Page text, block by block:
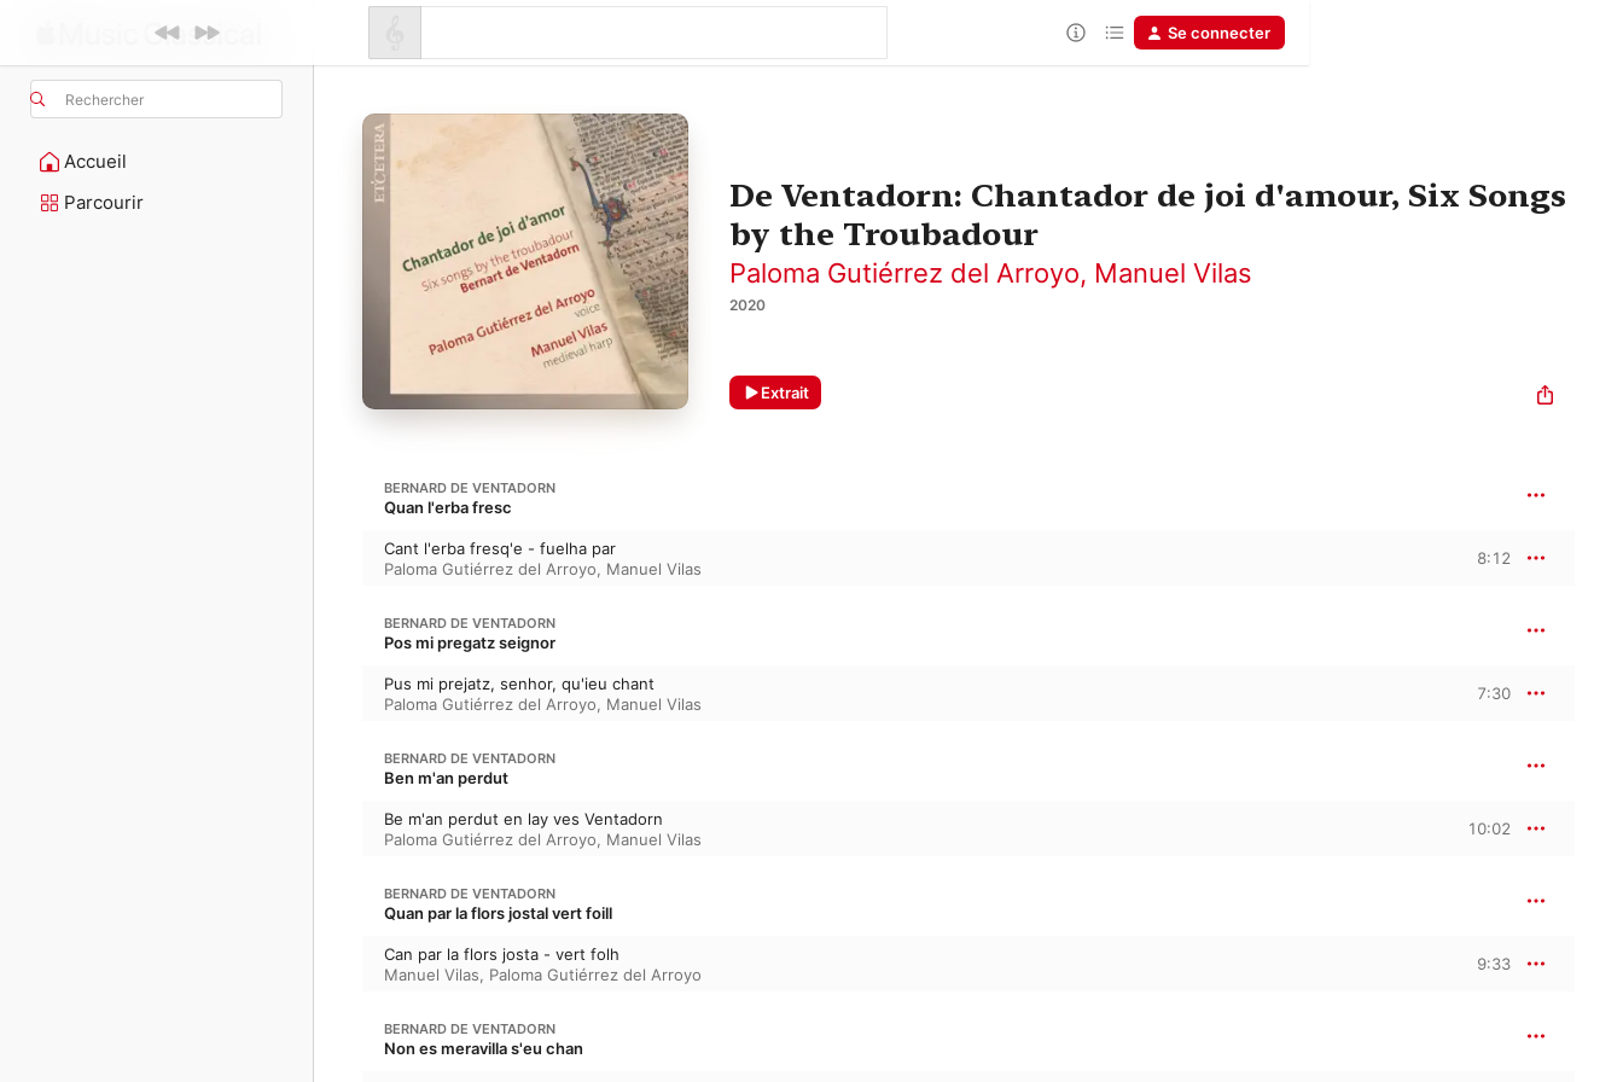
Rechercher
Accueil
Parcourir
Se connecter
De Ventadorn: Chantador de joi d'amour, Six Songs
by the Troubadour
Paloma Gutiérrez del Arroyo, Manuel Vilas
2020
Extrait
BERNARD DE VENTADORN
Quan l'erba fresc
Cant l'erba fresq'e - fuelha par
Paloma Gutiérrez del Arroyo, Manuel Vilas
8:12
BERNARD DE VENTADORN
Pos mi pregatz seignor
Pus mi prejatz, senhor, qu'ieu chant
Paloma Gutiérrez del Arroyo, Manuel Vilas
7:30
BERNARD DE VENTADORN
Ben m'an perdut
Be m'an perdut en lay ves Ventadorn
Paloma Gutiérrez del Arroyo, Manuel Vilas
10:02
BERNARD DE VENTADORN
Quan par la flors jostal vert foill
Can par la flors josta - vert folh
Manuel Vilas, Paloma Gutiérrez del Arroyo
9:33
BERNARD DE VENTADORN
Non es meravilla s'eu chan